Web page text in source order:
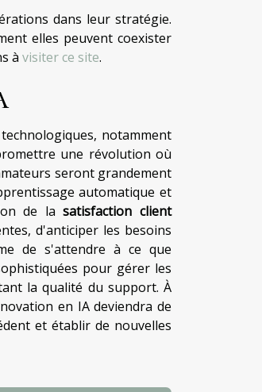
dans leur stratégie.
elles peuvent coexister
à visiter ce site.
notamment
une révolution où
seront grandement
automatique et
de lasatisfaction client
d'anticiper les besoins
de s'attendre à ce que
pour gérer les
la qualité du support. À
en IA deviendra de
et établir de nouvelles